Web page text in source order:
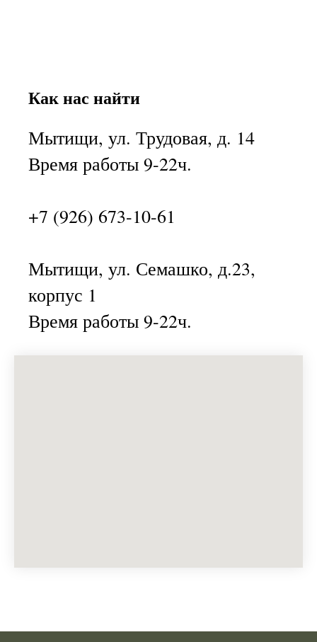
Как нас найти
Мытищи, ул. Трудовая, д. 14
Время работы 9-22ч.
+7 (926) 673-10-61
Мытищи, ул. Семашко, д.23,
корпус 1
Время работы 9-22ч.